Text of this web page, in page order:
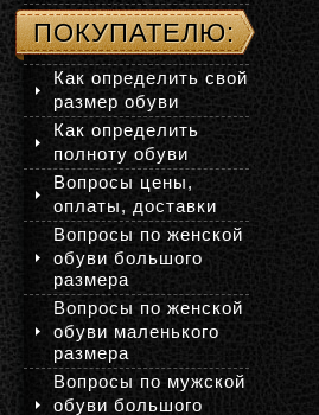
ПОКУПАТЕЛЮ:
Как определить свой
размер обуви
Как определить
полноту обуви
Вопросы цены,
оплаты, доставки
Вопросы по женской
обуви большого
размера
Вопросы по женской
обуви маленького
размера
Вопросы по мужской
обуви большого